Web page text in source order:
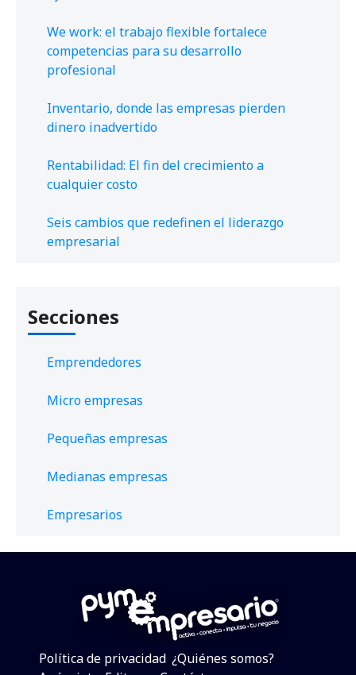
We work: el trabajo flexible fortalece
competencias para su desarrollo
profesional
Inventario, donde las empresas pierden
dinero inadvertido
Rentabilidad: El fin del crecimiento a
cualquier costo
Seis cambios que redefinen el liderazgo
empresarial
Secciones
Emprendedores
Micro empresas
Pequeñas empresas
Medianas empresas
Empresarios
Política de privacidad ¿Quiénes somos?